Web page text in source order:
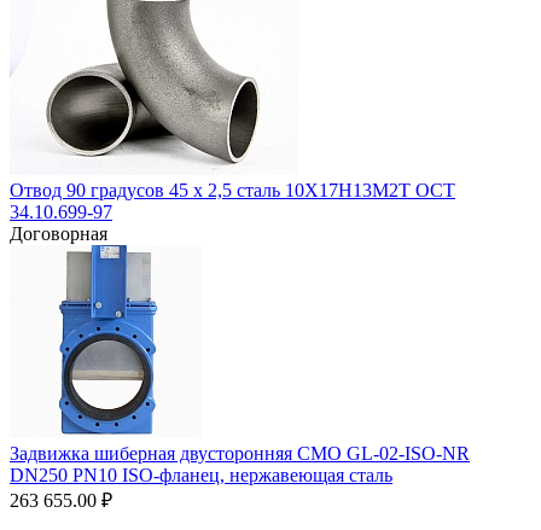
Отвод 90 градусов 45 х 2,5 сталь 10Х17Н13М2Т ОСТ
34.10.699-97
Договорная
Задвижка шиберная двусторонняя СМО GL-02-ISO-NR
DN250 PN10 ISO-фланец, нержавеющая сталь
263 655.00 ₽